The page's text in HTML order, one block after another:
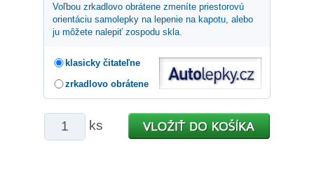
Voľbou zrkadlovo obrátene zmeníte priestorovú
orientáciu samolepky na lepenie na kapotu, alebo
ju môžete nalepiť zospodu skla.
klasicky čitateľne
zrkadlovo obrátene
ks